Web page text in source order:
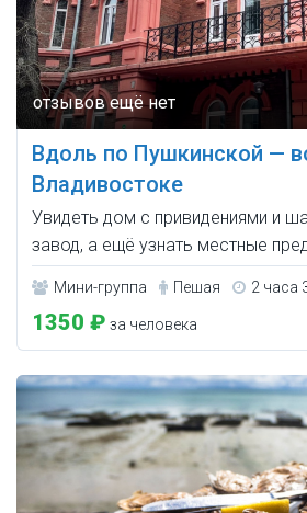
Вдоль по Пушкинской —
Владивостоке
Увидеть дом с привидениями и
завод, а ещё узнать местные
Мини-группа Пешая 2 часа
1350 ₽ за человека